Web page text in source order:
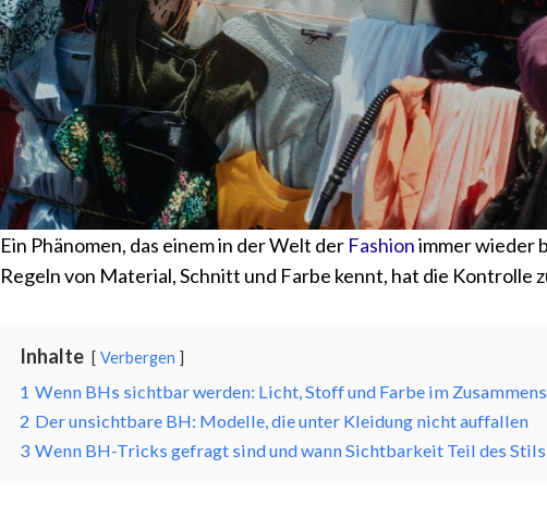
Ein Phänomen, das einem in der Welt der Fashionimmer wieder
Regeln von Material, Schnitt und Farbe kennt, hat die Kontrolle
Inhalte Verbergen
1 Wenn BHs sichtbar werden: Licht, Stoff und Farbe im
2 Der unsichtbare BH: Modelle, die unter Kleidung nicht auffallen
3 Wenn BH-Tricks gefragt sind und wann Sichtbarkeit Teil des